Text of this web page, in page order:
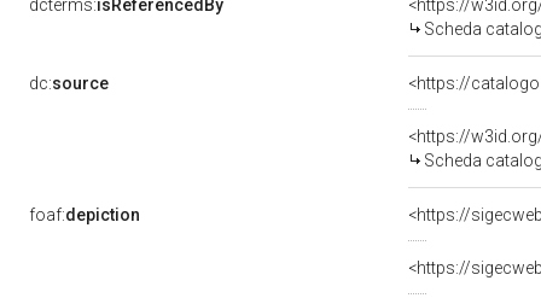
dcterms:isReferencedBy
<https://
Scheda
dc:source
<https://
Scheda
foaf:depiction